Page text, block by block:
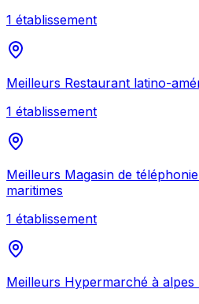
1 établissement
Meilleurs Restaurant latino-
1 établissement
Meilleurs Magasin de
maritimes
1 établissement
Meilleurs Hypermarché à alpes